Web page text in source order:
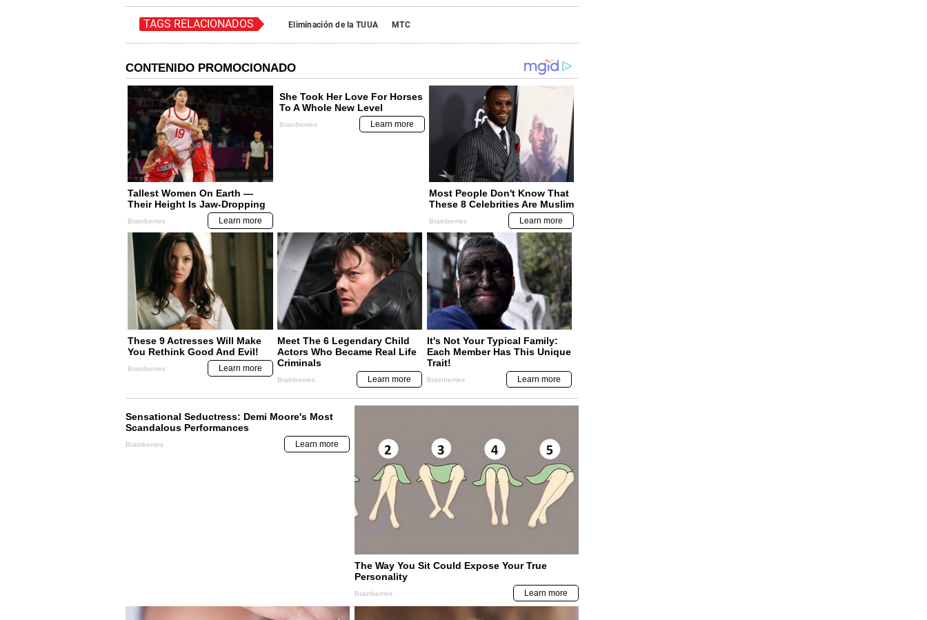
TAGS RELACIONADOS Eliminación de la TUUA MTC